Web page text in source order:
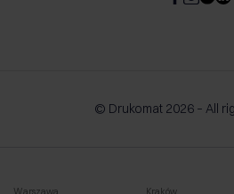
© Drukomat 2026 – All